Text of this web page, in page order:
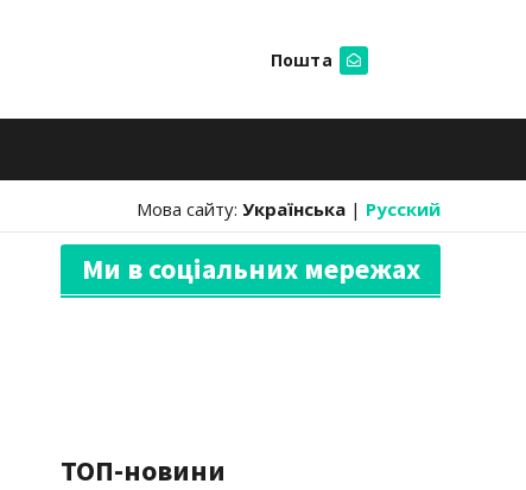
Пошта
Мова сайту: Українська | Русский
Ми в соціальних мережах
ТОП-новини